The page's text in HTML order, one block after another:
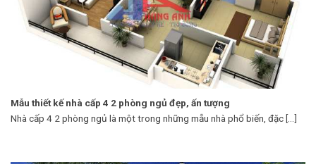
Mẫu thiết kế nhà cấp 4 2 phòng ngủ đẹp, ấn tượng
Nhà cấp 4 2 phòng ngủ là một trong những mẫu nhà phổ biến, đặc [...]